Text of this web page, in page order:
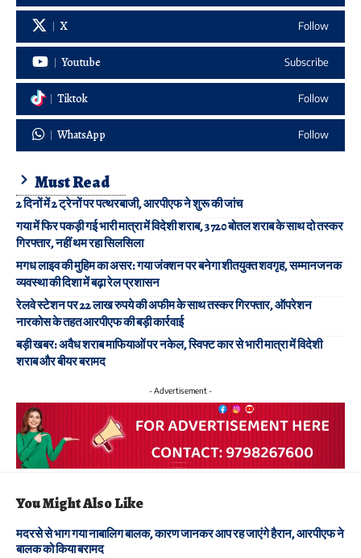
X Follow
Youtube Subscribe
Tiktok Follow
WhatsApp Follow
Must Read
2 दिनों में 2 ट्रेनों पर पत्थरबाजी, आरपीएफ ने शुरू की जांच
गया में फिर पकड़ी गई भारी मात्रा में विदेशी शराब, 3720 बोतल शराब के साथ दो तस्कर
गिरफ्तार, नहीं थम रहा सिलसिला
मगध लाइव की मुहिम का असर: गया जंक्शन पर बनेगा शीतयुक्त शवगृह, सम्मानजनक
व्यवस्था की दिशा में बढ़ा रेल प्रशासन
रेलवे स्टेशन पर 22 लाख रुपये की अफीम के साथ तस्कर गिरफ्तार, ऑपरेशन
नारकोस के तहत आरपीएफ की बड़ी कार्रवाई
बड़ी खबर: अवैध शराब माफियाओं पर नकेल, स्विफ्ट कार से भारी मात्रा में विदेशी
शराब और बीयर बरामद
- Advertisement -
You Might Also Like
मदरसे से भाग गया नाबालिग बालक, कारण जानकर आप रह जाएंगे हैरान, आरपीएफ ने
बालक को किया बरामद